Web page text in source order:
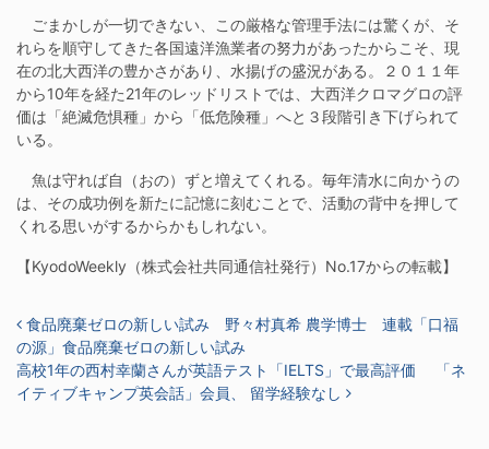
ごまかしが一切できない、この厳格な管理手法には驚くが、そ
れらを順守してきた各国遠洋漁業者の努力があったからこそ、現
在の北大西洋の豊かさがあり、水揚げの盛況がある。２０１１年
から10年を経た21年のレッドリストでは、大西洋クロマグロの評
価は「絶滅危惧種」から「低危険種」へと３段階引き下げられて
いる。
魚は守れば自（おの）ずと増えてくれる。毎年清水に向かうの
は、その成功例を新たに記憶に刻むことで、活動の背中を押して
くれる思いがするからかもしれない。
【KyodoWeekly（株式会社共同通信社発行）No.17からの転載】
投稿ナビゲーション
食品廃棄ゼロの新しい試み 野々村真希 農学博士 連載「口福
の源」食品廃棄ゼロの新しい試み
高校1年の西村幸蘭さんが英語テスト「IELTS」で最高評価 「ネ
イティブキャンプ英会話」会員、 留学経験なし